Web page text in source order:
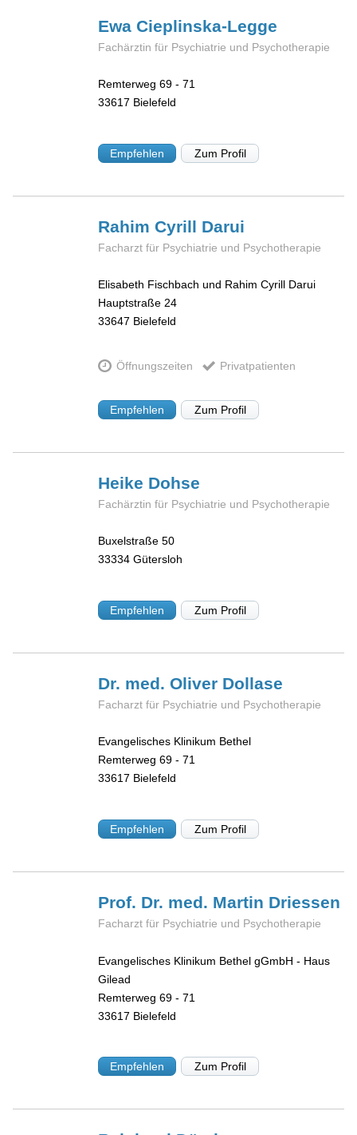
EwaCieplinska-Legge
Fachärztin für Psychiatrie und Psychotherapie
Remterweg 69 - 71
33617 Bielefeld
Empfehlen Zum Profil
Rahim Cyrill Darui
Facharzt für Psychiatrie und Psychotherapie
Elisabeth Fischbach und Rahim Cyrill Darui
Hauptstraße 24
33647 Bielefeld
Öffnungszeiten Privatpatienten
Empfehlen Zum Profil
Heike Dohse
Fachärztin für Psychiatrie und Psychotherapie
Buxelstraße 50
33334 Gütersloh
Empfehlen Zum Profil
Dr. med. Oliver Dollase
Facharzt für Psychiatrie und Psychotherapie
Evangelisches Klinikum Bethel
Remterweg 69 - 71
33617 Bielefeld
Empfehlen Zum Profil
Prof. Dr. med. Martin Driessen
Facharzt für Psychiatrie und Psychotherapie
Evangelisches Klinikum Bethel gGmbH - Haus
Gilead
Remterweg 69 - 71
33617 Bielefeld
Empfehlen Zum Profil